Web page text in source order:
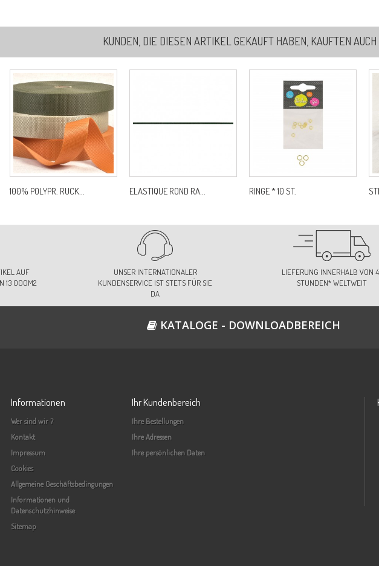
KUNDEN, DIE DIESEN ARTIKEL GEKAUFT HABEN, KAUFTEN AUCH
100% POLYPR. RUCK... ELASTIQUE ROND RA... RINGE * 10 ST.
AUF
13 000M2
UNSER INTERNATIONALER
KUNDENSERVICE IST STETS FÜR SIE
DA
LIEFERUNG INNERHALB VON
STUNDEN* WELTWEIT
KATALOGE - DOWNLOADBEREICH
Informationen
Wer sind wir ?
Kontakt
Impressum
Cookies
Allgemeine Geschäftsbedingungen
Informationen und
Datenschutzhinweise
Sitemap
Ihr Kundenbereich
Ihre Bestellungen
Ihre Adressen
Ihre persönlichen Daten